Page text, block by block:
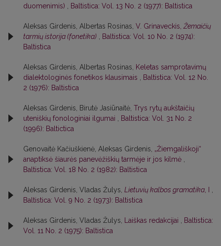
duomenimis)
Baltistica: Vol. 13 No. 2 (1977): Baltistica
Aleksas Girdenis, Albertas Rosinas, V. Grinaveckis, Žemaičių
tarmių istorija (fonetika)
Baltistica: Vol. 10 No. 2 (1974):
Baltistica
Aleksas Girdenis, Albertas Rosinas,
Keletas samprotavimų
dialektologinės fonetikos klausimais
Baltistica: Vol. 12 No.
2 (1976): Baltistica
Aleksas Girdenis, Birutė Jasiūnaitė, Trys rytų aukštaičių
uteniškių fonologiniai ilgumai
Baltistica: Vol. 31 No. 2
(1996): Baltictica
Genovaitė Kačiuškienė, Aleksas Girdenis, „Žiemgališkoji“
anaptiksė šiaurės panevėžiškių tarmėje ir jos kilmė
Baltistica: Vol. 18 No. 2 (1982): Baltistica
Aleksas Girdenis, Vladas Žulys, Lietuvių kalbos gramatika
Baltistica: Vol. 9 No. 2 (1973): Baltistica
Aleksas Girdenis, Vladas Žulys, Laiškas redakcijai
Baltistica:
Vol. 11 No. 2 (1975): Baltistica